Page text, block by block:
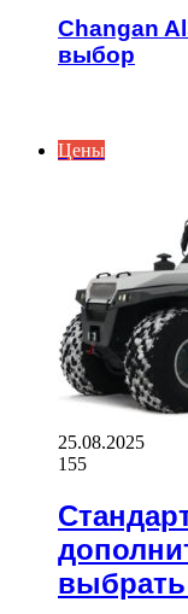
Changan
выбор
Цены
25.08.2025
155